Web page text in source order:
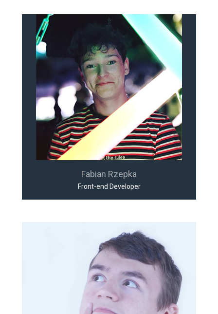
Fabian Rzepka
Front-end Developer